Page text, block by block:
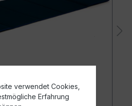
Matte
verwendet Cookies,
Erfahrung